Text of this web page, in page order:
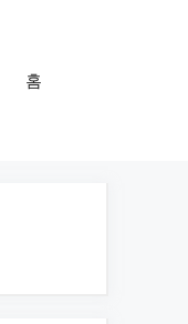
홈